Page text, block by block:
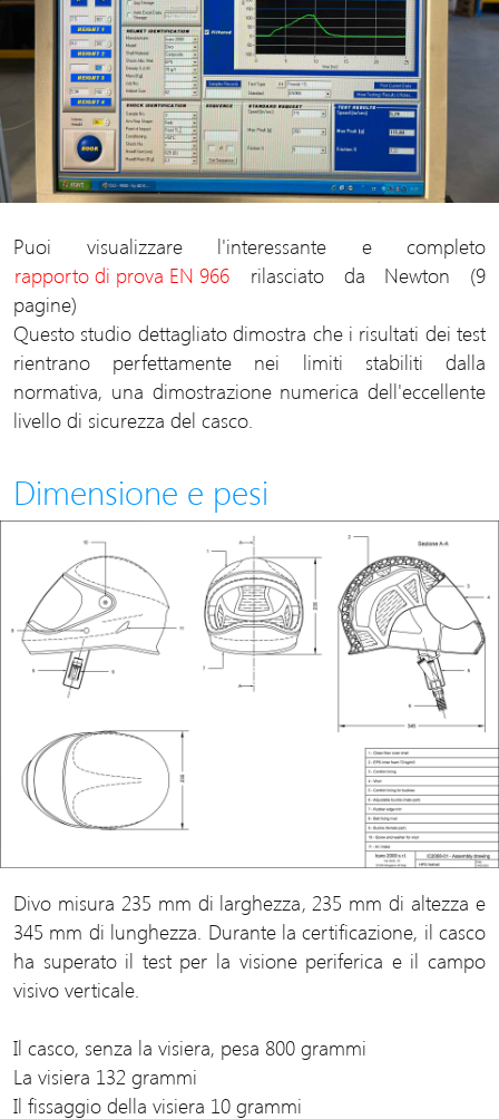
Puoi visualizzare l'interessante e completo
rapporto di prova EN 966 rilasciato da Newton (9
pagine)
Questo studio dettagliato dimostra che i risultati dei test
rientrano perfettamente nei limiti stabiliti dalla
normativa, una dimostrazione numerica dell'eccellente
livello di sicurezza del casco.
Dimensione e pesi
Divo misura 235 mm di larghezza, 235 mm di altezza e
345 mm di lunghezza. Durante la certificazione, il casco
ha superato il test per la visione periferica e il campo
visivo verticale.
Il casco, senza la visiera, pesa 800 grammi
La visiera 132 grammi
Il fissaggio della visiera 10 grammi